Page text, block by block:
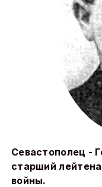
Севастополец -
старший
войны.